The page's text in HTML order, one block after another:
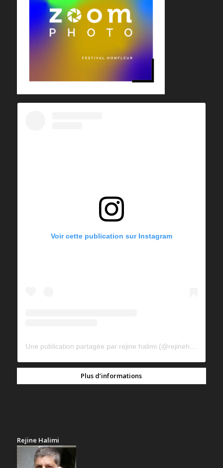
Voir cette publication sur Instagram
Plus d’informations
Rejine Halimi